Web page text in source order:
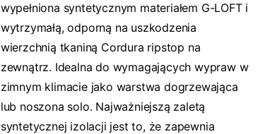
wypełniona syntetycznym materiałem G-LOFT i
wytrzymałą, odporną na uszkodzenia
wierzchnią tkaniną Cordura ripstop na
zewnątrz. Idealna do wymagających wypraw w
zimnym klimacie jako warstwa dogrzewająca
lub noszona solo. Najważniejszą zaletą
syntetycznej izolacji jest to, że zapewnia